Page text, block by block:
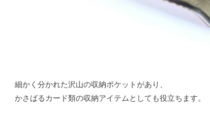
細かく分かれた沢山の収納ポケットがあり、
かさばるカード類の収納アイテムとしても役立ちます。